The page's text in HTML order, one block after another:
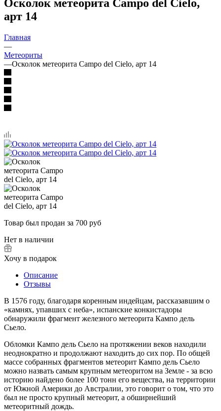
Осколок метеорита Campo del Cielo,
арт 14
Главная
—
Метеориты
—Осколок метеорита Campo del Cielo, арт 14
Товар был продан за 700 руб
Нет в наличии
Хочу в подарок
Описание
Отзывы
В 1576 году, благодаря коренным индейцам, рассказавшим о
«камнях, упавших с неба», испанские конкистадоры
обнаружили фрагмент железного метеорита Кампо дель
Сьело.
Обломки Кампо дель Сьело на протяжении веков находили
неоднократно и продолжают находить до сих пор. По общей
массе собранных фрагментов метеорит Кампо дель Сьело
можно назвать самым крупным метеоритом на Земле - за всю
историю найдено более 100 тонн его вещества, на территории
от Южной Америки до Австралии, это говорит о том, что это
был не просто крупный метеорит, а обширнейший
метеоритный дождь.